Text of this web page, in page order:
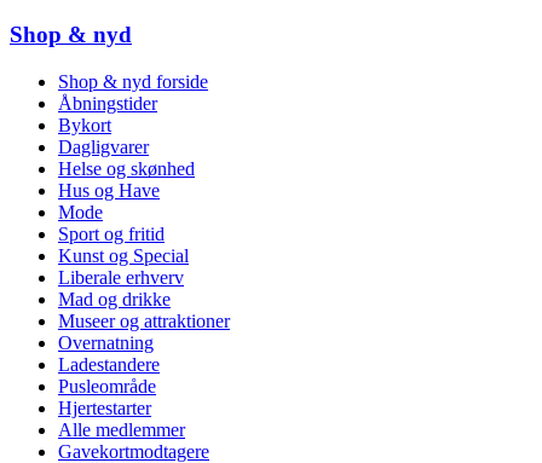
Shop & nyd
Shop & nyd forside
Åbningstider
Bykort
Dagligvarer
Helse og skønhed
Hus og Have
Mode
Sport og fritid
Kunst og Special
Liberale erhverv
Mad og drikke
Museer og attraktioner
Overnatning
Ladestandere
Pusleområde
Hjertestarter
Alle medlemmer
Gavekortmodtagere